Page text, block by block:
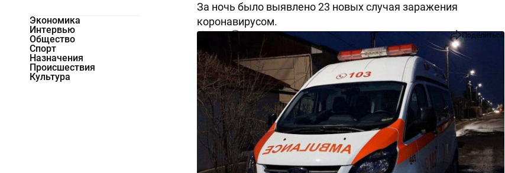
Экономика
Интервью
Общество
Спорт
Назначения
Происшествия
Культура
За ночь было выявлено 23 новых случая заражения
коронавирусом.
28786 Поделиться